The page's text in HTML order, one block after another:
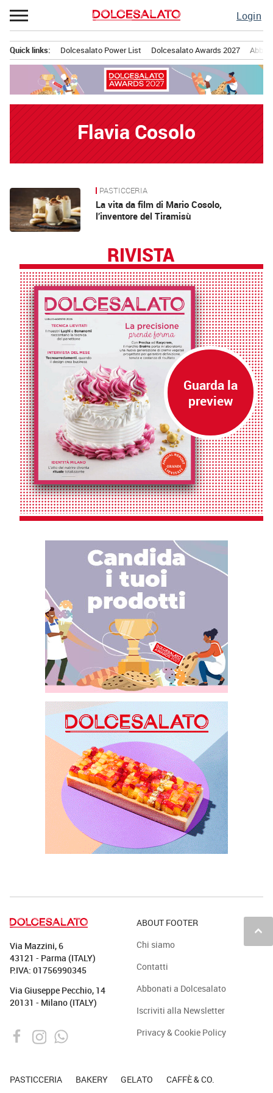
Passa
al
Login
principale
Quick links: Dolcesalato Power List Dolcesalato Awards 2027
Flavia Cosolo
News PASTICCERIA
La vita da film di Mario Cosolo,
l’inventore del Tiramisù
RIVISTA
keyboard_arrow_up
Via Mazzini, 6
43121 - Parma (ITALY)
P.IVA: 01756990345
Via Giuseppe Pecchio, 14
20131 - Milano (ITALY)
ABOUT FOOTER
Chi siamo
Contatti
Abbonati a Dolcesalato
Iscriviti alla Newsletter
Privacy & Cookie Policy
PASTICCERIA BAKERY GELATO CAFFÈ & CO.